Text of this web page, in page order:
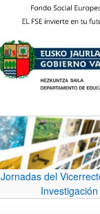
Jornadas del
Investigación